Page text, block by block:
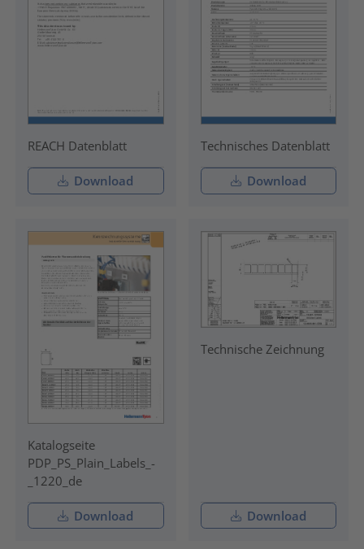
REACH Datenblatt
Download
Technisches Datenblatt
Download
Katalogseite
PDP_PS_Plain_Labels_-
_1220_de
Download
Technische Zeichnung
Download